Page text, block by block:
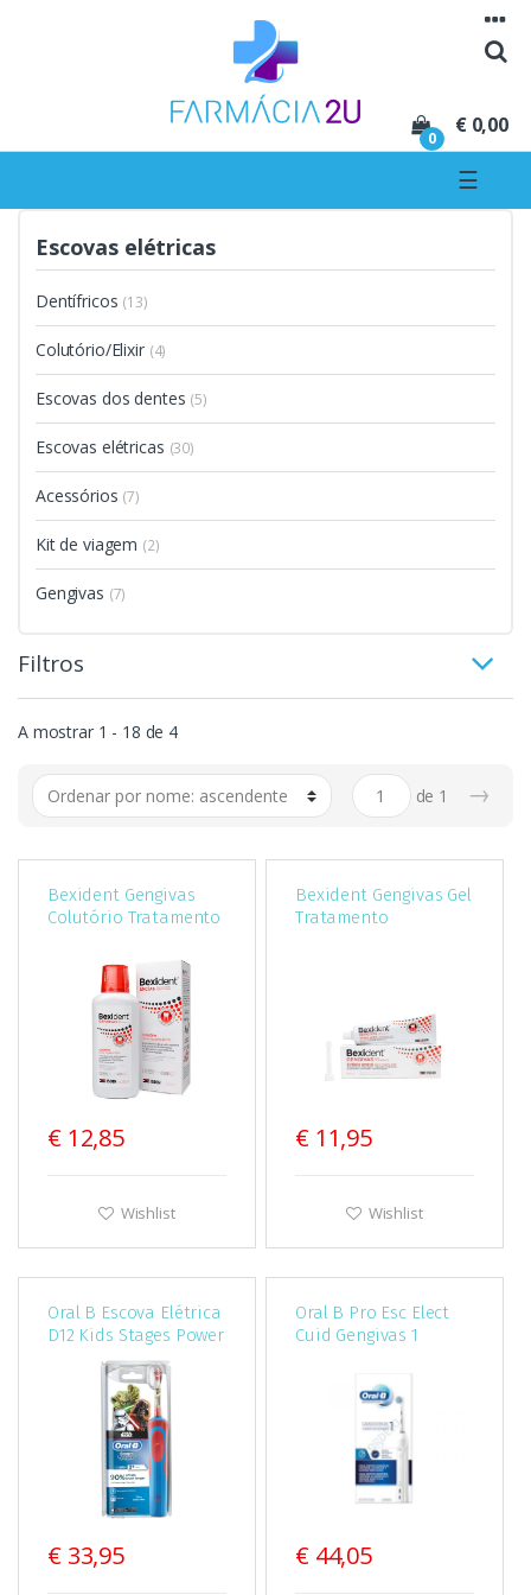
0
€ 0,00
☰
Escovas elétricas
Dentífricos (13)
Colutório/Elixir (4)
Escovas dos dentes (5)
Escovas elétricas (30)
Acessórios (7)
Kit de viagem (2)
Gengivas (7)
Filtros
A mostrar 1 - 18 de 4
de 1 →
Bexident Gengivas
Colutório Tratamento
€ 12,85
Wishlist
Bexident Gengivas Gel
Tratamento
€ 11,95
Wishlist
Oral B Escova Elétrica
D12 Kids Stages Power
Star Wars PROMOÇÃO
€ 33,95
Oral B Pro Esc Elect
Cuid Gengivas 1
€ 44,05